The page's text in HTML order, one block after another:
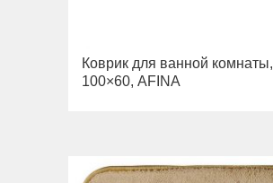
Коврик для ванной комнаты,
100×60, AFINA